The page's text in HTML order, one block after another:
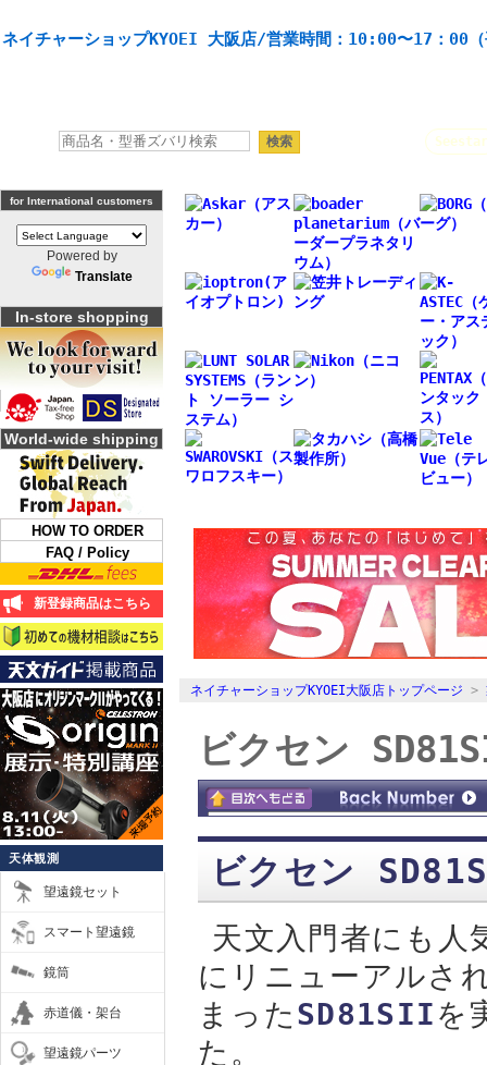
ネイチャーショップKYOEI 大阪店/営業時間：10:00〜17：00（
Seestar
for International customers
Powered by
Translate
In-store shopping
World-wide shipping
HOW TO ORDER
FAQ / Policy
新登録商品はこちら
天体観測
望遠鏡セット
スマート望遠鏡
鏡筒
赤道儀・架台
望遠鏡パーツ
ネイチャーショップKYOEI大阪店トップページ >
ビクセン
ビクセン
天文入門者にも
にリニューアルさ
まったSD81SIIを
た。